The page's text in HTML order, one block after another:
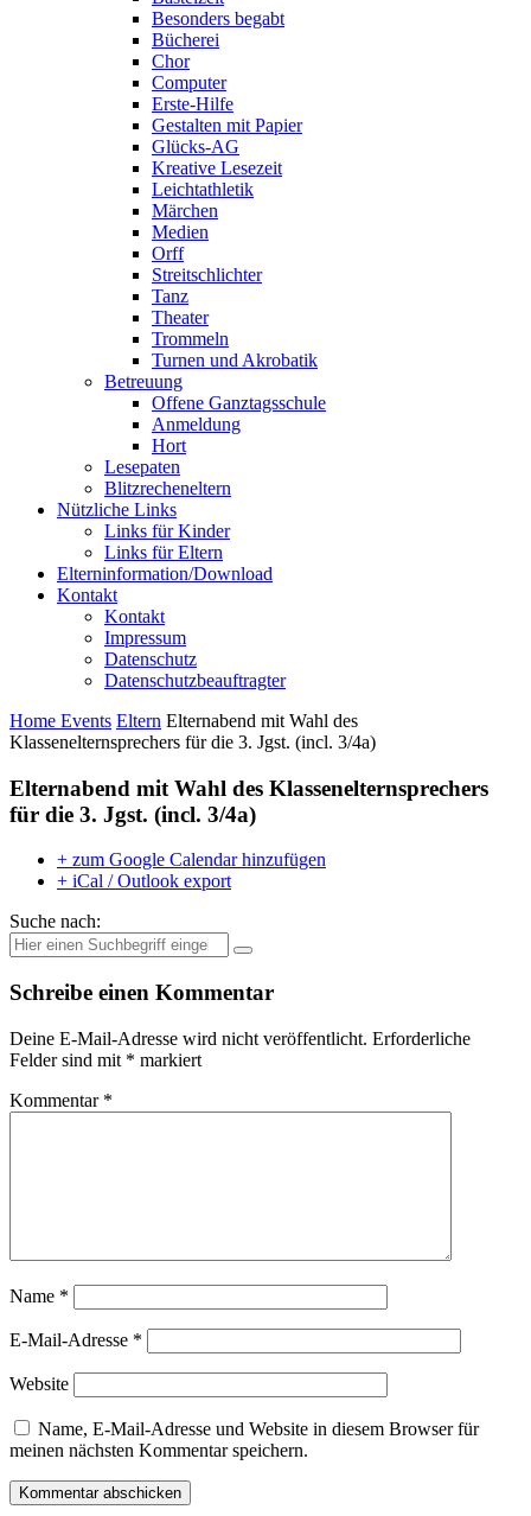
Besonders begabt
Bücherei
Chor
Computer
Erste-Hilfe
Gestalten mit Papier
Glücks-AG
Kreative Lesezeit
Leichtathletik
Märchen
Medien
Orff
Streitschlichter
Tanz
Theater
Trommeln
Turnen und Akrobatik
Betreuung
Offene Ganztagsschule
Anmeldung
Hort
Lesepaten
Blitzrecheneltern
Nützliche Links
Links für Kinder
Links für Eltern
Elterninformation/Download
Kontakt
Kontakt
Impressum
Datenschutz
Datenschutzbeauftragter
Home Events Eltern Elternabend mit Wahl des
Klassenelternsprechers für die 3. Jgst. (incl. 3/4a)
Elternabend mit Wahl des Klassenelternsprechers
für die 3. Jgst. (incl. 3/4a)
+ zum Google Calendar hinzufügen
+ iCal / Outlook export
Suche nach:
Schreibe einen Kommentar
Deine E-Mail-Adresse wird nicht veröffentlicht. Erforderliche
Felder sind mit * markiert
Kommentar *
Name *
E-Mail-Adresse *
Website
Name, E-Mail-Adresse und Website in diesem Browser für
meinen nächsten Kommentar speichern.